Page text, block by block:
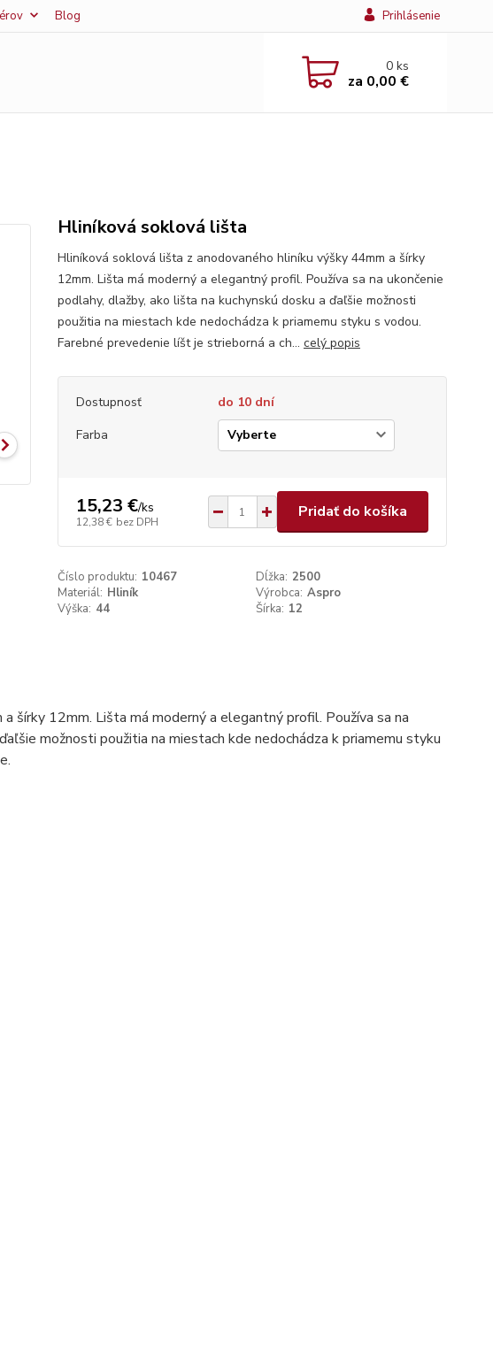
Blog Prihlásenie
0ks
za 0,00 €
Hliníková soklová lišta
Hliníková soklová lišta z anodovaného hliníku výšky 44mm a šírky
12mm. Lišta má moderný a elegantný profil. Používa sa na ukončenie
podlahy, dlažby, ako lišta na kuchynskú dosku a ďaľšie možnosti
použitia na miestach kde nedochádza k priamemu styku s vodou.
Farebné prevedenie líšt je strieborná a ch... celý popis
Dostupnosť
do 10 dní
Farba
15,23 €/ks
12,38 € bez DPH
Pridať do košíka
Číslo produktu: 10467 Dĺžka: 2500
Materiál: Hliník Výrobca: Aspro
Výška: 44 Šírka: 12
šírky 12mm. Lišta má moderný a elegantný profil. Používa sa na
možnosti použitia na miestach kde nedochádza k priamemu styku